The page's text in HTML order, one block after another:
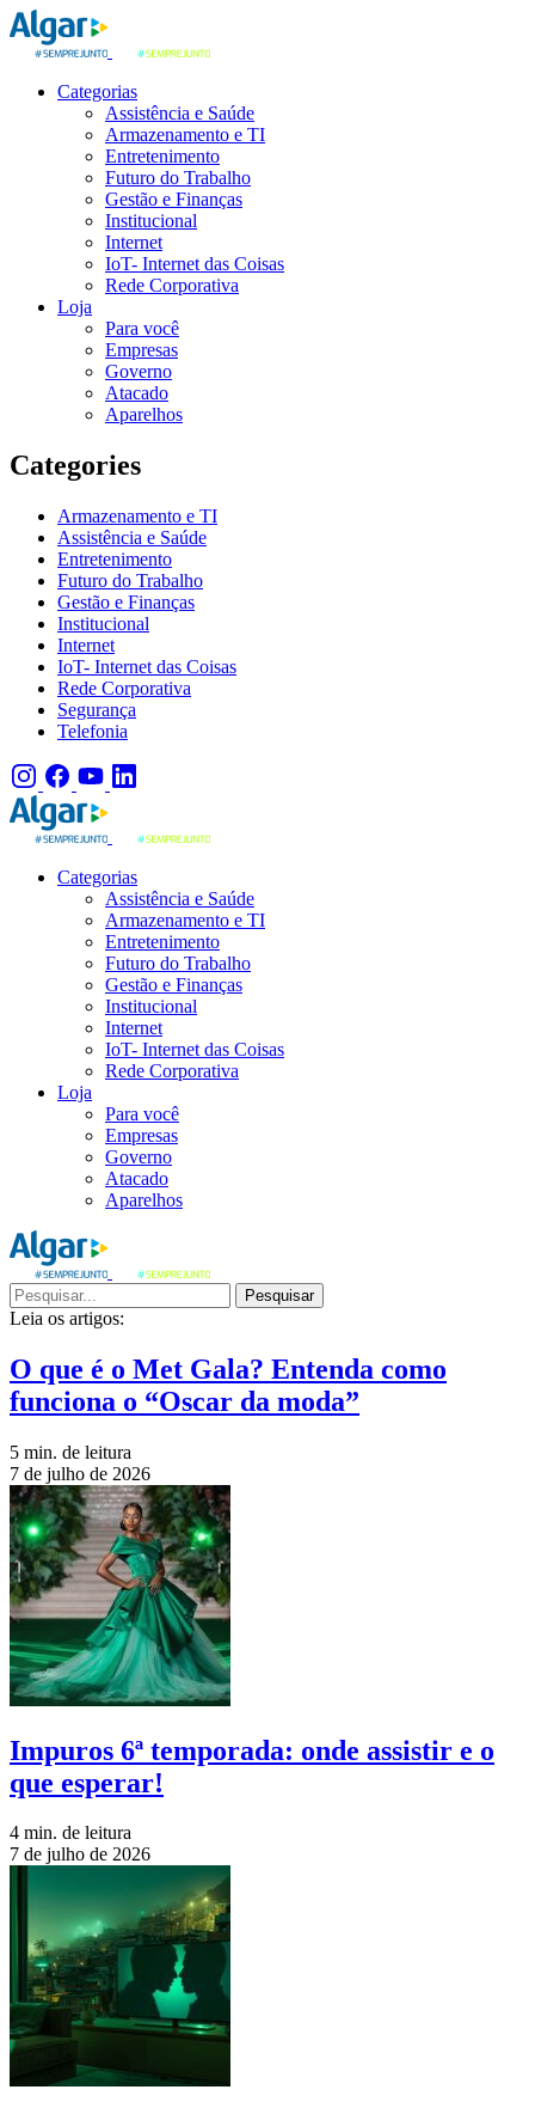
Categorias
Assistência e Saúde
Armazenamento e TI
Entretenimento
Futuro do Trabalho
Gestão e Finanças
Institucional
Internet
IoT- Internet das Coisas
Rede Corporativa
Loja
Para você
Empresas
Governo
Atacado
Aparelhos
Categories
Armazenamento e TI
Assistência e Saúde
Entretenimento
Futuro do Trabalho
Gestão e Finanças
Institucional
Internet
IoT- Internet das Coisas
Rede Corporativa
Segurança
Telefonia
Categorias
Assistência e Saúde
Armazenamento e TI
Entretenimento
Futuro do Trabalho
Gestão e Finanças
Institucional
Internet
IoT- Internet das Coisas
Rede Corporativa
Loja
Para você
Empresas
Governo
Atacado
Aparelhos
Pesquisar
Leia os artigos:
O que é o Met Gala? Entenda como
funciona o “Oscar da moda”
5 min. de leitura
7 de julho de 2026
Impuros 6ª temporada: onde assistir e o
que esperar!
4 min. de leitura
7 de julho de 2026